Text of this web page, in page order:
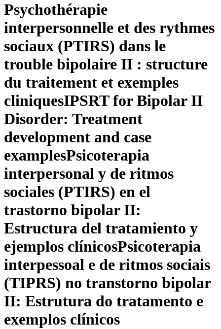
Psychothérapie
interpersonnelle et des rythmes
sociaux (PTIRS) dans le
trouble bipolaire II : structure
du traitement et exemples
cliniquesIPSRT for Bipolar II
Disorder: Treatment
development and case
examplesPsicoterapia
interpersonal y de ritmos
sociales (PTIRS) en el
trastorno bipolar II:
Estructura del tratamiento y
ejemplos clínicosPsicoterapia
interpessoal e de ritmos sociais
(TIPRS) no transtorno bipolar
II: Estrutura do tratamento e
exemplos clínicos